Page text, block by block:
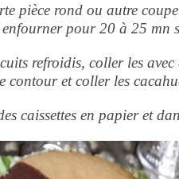
pièce rond ou autre
pour 20 à 25 mn
refroidis, coller les
contour et coller les
caissettes en papier et